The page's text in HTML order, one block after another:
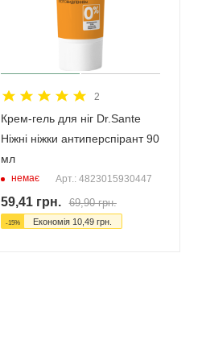
2
Крем-гель для ніг Dr.Sante
Ніжні ніжки антиперспірант 90
мл
немає Арт.: 4823015930447
59,41грн. 69,90грн.
-15% Економія 10,49грн.